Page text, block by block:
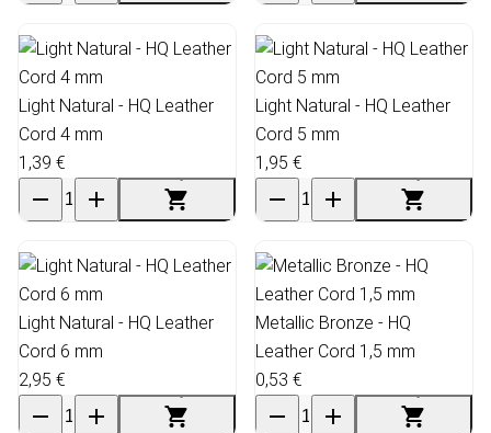
Light Natural - HQ Leather
Cord 4 mm
1,39 €
Light Natural - HQ Leather
Cord 5 mm
1,95 €
Light Natural - HQ Leather
Cord 6 mm
2,95 €
Metallic Bronze - HQ
Leather Cord 1,5 mm
0,53 €